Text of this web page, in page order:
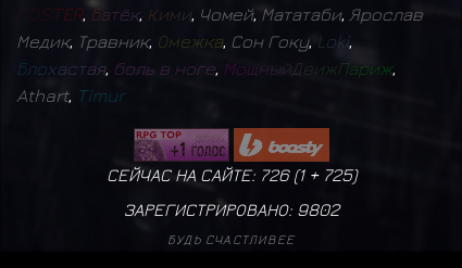
O STER, Батёк, Кими Чомей, Мататаби, Ярослав
Медик, Травник, Омежка, Сон Гоку, Loki,
Блохастая, боль в ноге МощныйД в ижПариж,
Athart, Timur
СЕЙЧАС НА САЙТЕ: 726 (1+ 725)
ЗАРЕГИСТРИРОВАНО: 9802
БУДЬ СЧАСТЛИВЕЕ
|